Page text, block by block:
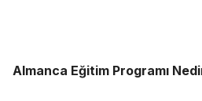
Almanca Eğitim Programı